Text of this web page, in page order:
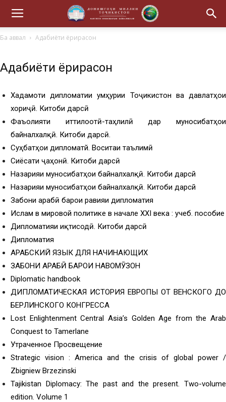
Ба аввал Адабиёти ёрирасон
Адабиёти ёрирасон
Хадамоти дипломатии Ҷумҳурии Тоҷикистон ва давлатҳои
хориҷӣ. Китоби дарсӣ
Фаъолияти иттилоотӣ-таҳлилӣ дар муносибатҳои
байналхалқӣ. Китоби дарсӣ.
Суҳбатҳои дипломатй. Воситаи таълимӣ
Сиёсати ҷаҳонӣ. Китоби дарсӣ
Назарияи муносибатҳои байналхалқӣ. Китоби дарсй
Назарияи муносибатҳои байналхалқӣ. Китоби дарсй
Забони арабӣ барои равияи дипломатия
Ислам в мировой политике в начале XXI века : учеб. пособие
Дипломатияи иқтисодӣ. Китоби дарсӣ
Дипломатия
АРАБСКИЙ ЯЗЫК ДЛЯ НАЧИНАЮЩИХ
ЗАБОНИ АРАБӢ БАРОИ НАВОМӮЗОН
Diplomatic handbook
ДИПЛОМАТИЧЕСКАЯ ИСТОРИЯ ЕВРОПЫ ОТ ВЕНСКОГО ДО
БЕРЛИНСКОГО КОНГРЕССА
Lost Enlightenment Central Asia’s Golden Age from the Arab
Conquest to Tamerlane
Утраченное Просвещение
Strategic vision : America and the crisis of global power /
Zbigniew Brzezinski
Tajikistan Diplomacy: The past and the present. Two-volume
edition. Volume 1